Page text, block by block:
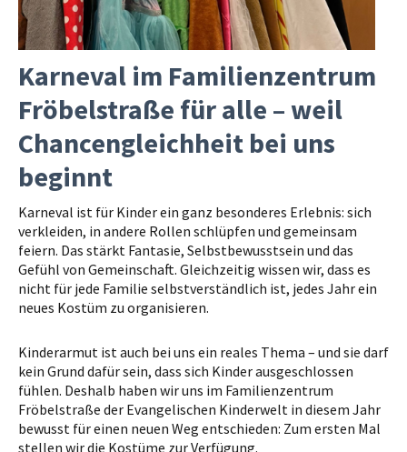
Karneval im Familienzentrum
Fröbelstraße für alle – weil
Chancengleichheit bei uns
beginnt
Karneval ist für Kinder ein ganz besonderes Erlebnis: sich
verkleiden, in andere Rollen schlüpfen und gemeinsam
feiern. Das stärkt Fantasie, Selbstbewusstsein und das
Gefühl von Gemeinschaft. Gleichzeitig wissen wir, dass es
nicht für jede Familie selbstverständlich ist, jedes Jahr ein
neues Kostüm zu organisieren.
Kinderarmut ist auch bei uns ein reales Thema – und sie darf
kein Grund dafür sein, dass sich Kinder ausgeschlossen
fühlen. Deshalb haben wir uns im Familienzentrum
Fröbelstraße der Evangelischen Kinderwelt in diesem Jahr
bewusst für einen neuen Weg entschieden: Zum ersten Mal
stellen wir die Kostüme zur Verfügung.